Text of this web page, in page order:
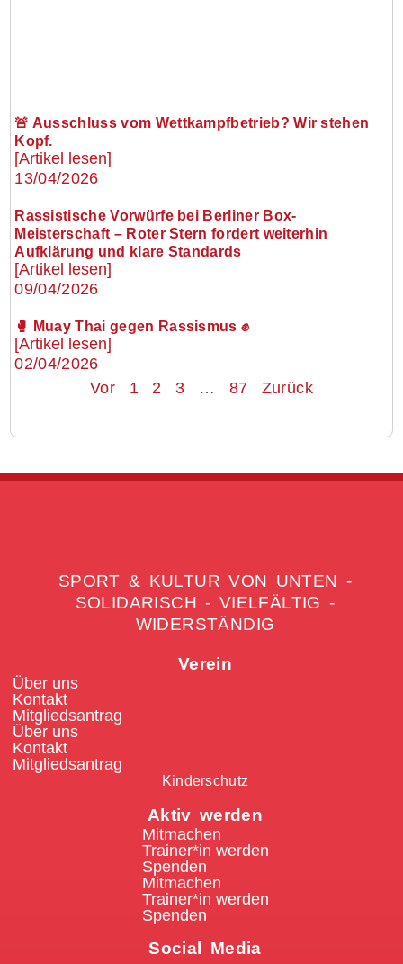
🚨 Ausschluss vom Wettkampfbetrieb? Wir stehen
Kopf.
[Artikel lesen]
13/04/2026
Rassistische Vorwürfe bei Berliner Box-
Meisterschaft – Roter Stern fordert weiterhin
Aufklärung und klare Standards
[Artikel lesen]
09/04/2026
🥊 Muay Thai gegen Rassismus ✊
[Artikel lesen]
02/04/2026
Vor
1 2 3 … 87 Zurück
SPORT & KULTUR VON UNTEN -
SOLIDARISCH - VIELFÄLTIG -
WIDERSTÄNDIG
Verein
Über uns
Kontakt
Mitgliedsantrag
Über uns
Kontakt
Mitgliedsantrag
Kinderschutz
Aktiv werden
Mitmachen
Trainer*in werden
Spenden
Mitmachen
Trainer*in werden
Spenden
Social Media